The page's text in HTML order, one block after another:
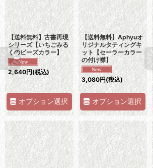
【送料無料】古書再現
シリーズ【いちごみる
くのビーズカラー】
2,640円(税込)
オプション選択
【送料無料】Aphyuオ
リジナルタティングキ
ット【セーラーカラー
の付け襟】
3,080円(税込)
オプション選択